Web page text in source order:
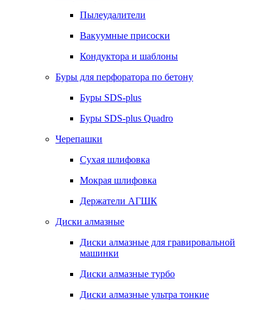
Пылеудалители
Вакуумные присоски
Кондуктора и шаблоны
Буры для перфоратора по бетону
Буры SDS-plus
Буры SDS-plus Quadro
Черепашки
Сухая шлифовка
Мокрая шлифовка
Держатели АГШК
Диски алмазные
Диски алмазные для гравировальной
машинки
Диски алмазные турбо
Диски алмазные ультра тонкие